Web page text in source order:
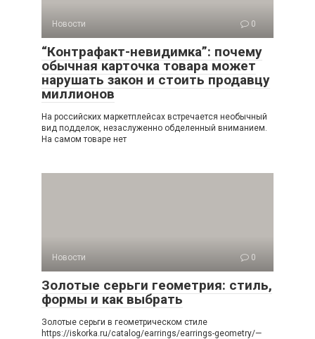
Новости 0
“Контрафакт-невидимка”: почему
обычная карточка товара может
нарушать закон и стоить продавцу
миллионов
На российских маркетплейсах встречается необычный
вид подделок, незаслуженно обделенный вниманием.
На самом товаре нет
Новости 0
Золотые серьги геометрия: стиль,
формы и как выбрать
Золотые серьги в геометрическом стиле
https://iskorka.ru/catalog/earrings/earrings-geometry/—